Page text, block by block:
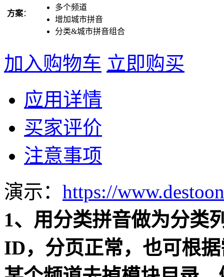
方案：
多个频道
增加城市拼音
分类&城市拼音组合
加入购物车 立即购买
应用详情
买家评价
注意事项
演示： https://
1、用分类拼音做为分类
ID，分页正常，也可根